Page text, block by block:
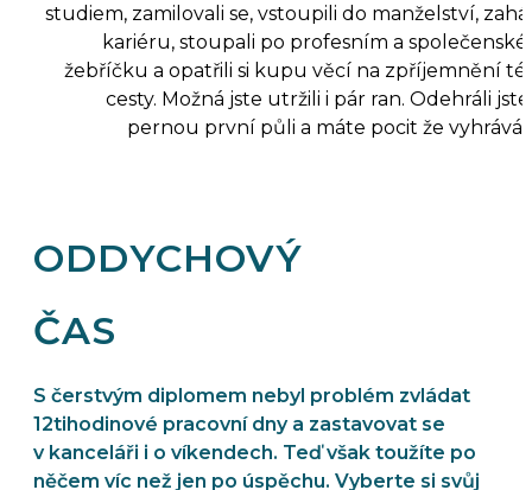
studiem, zamilovali se, vstoupili do manželství,
kariéru, stoupali po profesním a
žebříčku a opatřili si kupu věcí na zpříjemnění
cesty. Možná jste utržili i pár ran. Odehráli jste
pernou první půli a máte pocit že
ODDYCHOVÝ
ČAS
S čerstvým diplomem nebyl problém zvládat
12tihodinové pracovní dny a zastavovat se
v kanceláři i o víkendech. Teď však toužíte po
něčem víc než jen po úspěchu. Vyberte si svůj